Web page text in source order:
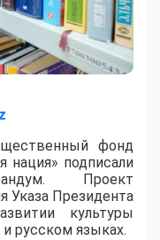
фонд
нация» подписали
Проект
Указа Президента
культуры
русском языках.